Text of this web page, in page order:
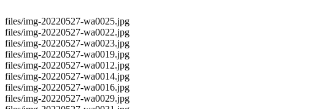
files/img-20220527-wa0025.jpg
files/img-20220527-wa0022.jpg
files/img-20220527-wa0023.jpg
files/img-20220527-wa0019.jpg
files/img-20220527-wa0012.jpg
files/img-20220527-wa0014.jpg
files/img-20220527-wa0016.jpg
files/img-20220527-wa0029.jpg